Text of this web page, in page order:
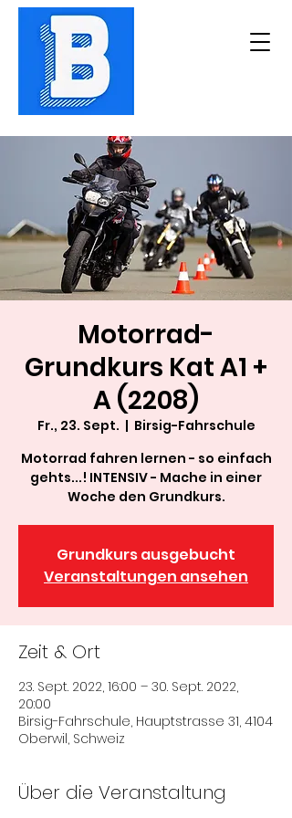
Motorrad-
Grundkurs Kat A1 +
A (2208)
Fr., 23. Sept.
  |
Birsig-Fahrschule
Motorrad fahren lernen - so einfach
gehts...! INTENSIV - Mache in einer
Woche den Grundkurs.
Grundkurs ausgebucht
Veranstaltungen ansehen
Zeit & Ort
23. Sept. 2022, 16:00 – 30. Sept. 2022,
20:00
Birsig-Fahrschule, Hauptstrasse 31, 4104
Oberwil, Schweiz
Über die Veranstaltung